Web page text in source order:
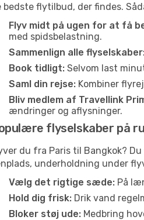
bedste flytilbud, der findes.
Flyv midt på ugen for at få
med spidsbelastning.
Sammenlign alle
Book tidligt: Selvom last
Saml din rejse: Kombiner
Bliv medlem af Travellink
ændringer og aflysninger.
flyselskaber på
du fra Paris til Bangkok?
underholdning under
Vælg det rigtige sæde: På
Hold dig frisk: Drik vand
Bloker støj ude: Medbring